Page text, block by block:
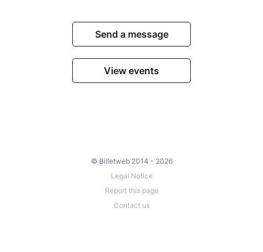
Send a message
View events
© Billetweb 2014 - 2026
Legal Notice
Report this page
Contact us